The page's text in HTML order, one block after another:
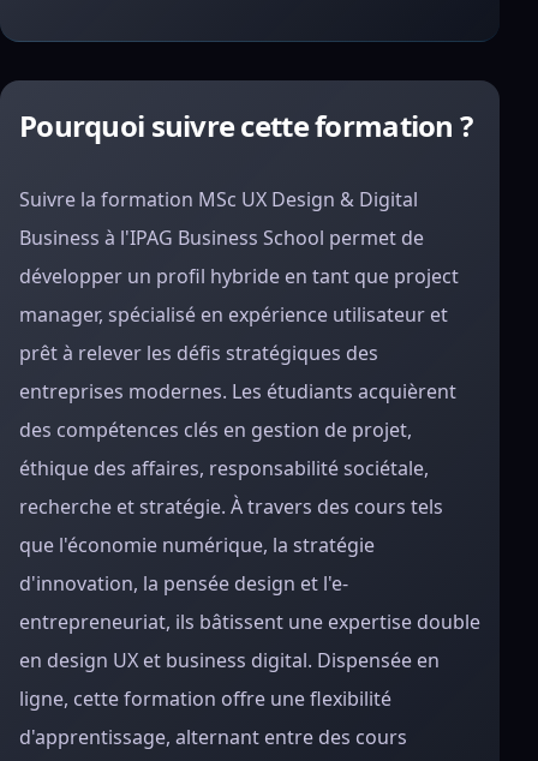
Pourquoi suivre cette formation ?
Suivre la formation MSc UX Design & Digital
Business à l'IPAG Business School permet de
développer un profil hybride en tant que project
manager, spécialisé en expérience utilisateur et
prêt à relever les défis stratégiques des
entreprises modernes. Les étudiants acquièrent
des compétences clés en gestion de projet,
éthique des affaires, responsabilité sociétale,
recherche et stratégie. À travers des cours tels
que l'économie numérique, la stratégie
d'innovation, la pensée design et l'e-
entrepreneuriat, ils bâtissent une expertise double
en design UX et business digital. Dispensée en
ligne, cette formation offre une flexibilité
d'apprentissage, alternant entre des cours